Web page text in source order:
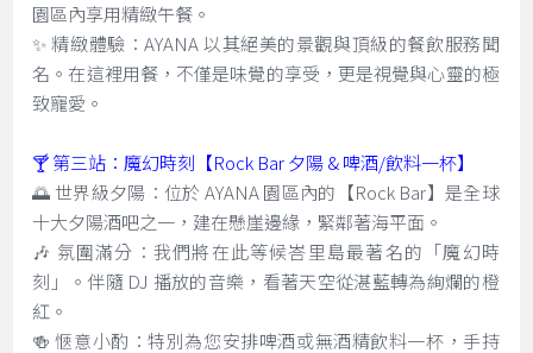
園區內享用精緻午餐。
✨ 精緻體驗：AYANA 以其絕美的景觀與頂級的餐飲服務聞
名。在這裡用餐，不僅是味覺的享受，更是視覺與心靈的極
致寵愛。
🍸 第三站：魔幻時刻【Rock Bar 夕陽 & 啤酒/飲料一杯】
🌅 世界級夕陽：位於 AYANA 園區內的【Rock Bar】是全球
十大夕陽酒吧之一，建在懸崖邊緣，緊鄰著海平面。
🎶 氛圍滿分：我們將在此等候峇里島最著名的「魔幻時
刻」。伴隨 DJ 播放的音樂，看著天空從湛藍轉為絢爛的橙
紅。
🍻 愜意小酌：特別為您安排啤酒或無酒精飲料一杯，手持